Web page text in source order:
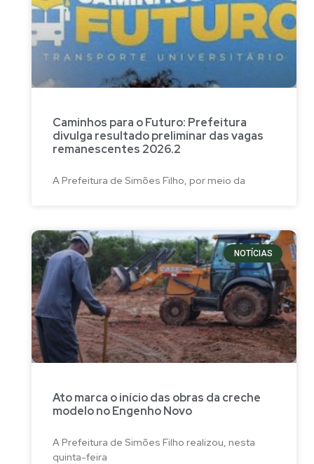
Caminhos para o Futuro: Prefeitura
divulga resultado preliminar das vagas
remanescentes 2026.2
A Prefeitura de Simões Filho, por meio da
NOTÍCIAS
Ato marca o início das obras da creche
modelo no Engenho Novo
A Prefeitura de Simões Filho realizou, nesta
quinta-feira